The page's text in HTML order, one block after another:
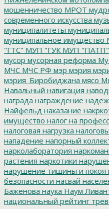
мошенничество МРОТ
современного искусства
муниципалитеты
муниципальное имущество
"ГТС" МУП "ГУК МУП "ПАТП"
мусор мусорная реформа
МЧС МЧС РФ мэр мэрия
мэрия_Биробиджана мясо
Навальный навигация
награда награждение
Найфельд наказание
имущество налог на
налоговая нагрузка
нападение напорный
нарколаборатория
растения наркотики
нарушение тишины и покоя
безопасности насвай
Баженова наука Наум
национальный рейтинг